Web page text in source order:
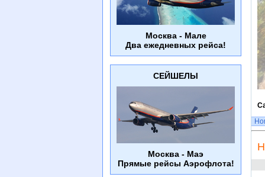
Москва - Мале
Два ежедневных рейса!
СЕЙШЕЛЫ
Москва - Маэ
Прямые рейсы Аэрофлота!